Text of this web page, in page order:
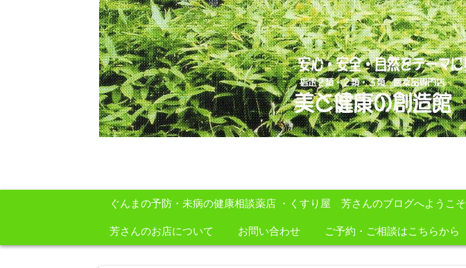
ぐんまの予防・未病の健康相談薬店 ・くすり屋 芳さんのブログへようこそ
芳さんのお店について お問い合わせ ご予約・ご相談はこちらから